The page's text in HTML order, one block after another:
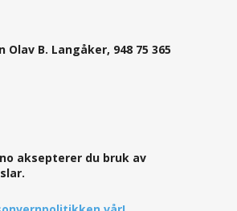
Olav B. Langåker, 948 75 365
aksepterer du bruk av